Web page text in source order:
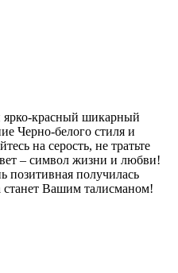
ярко-красный шикарный
Черно-белого стиля и
на серость, не тратьте
– символ жизни и любви!
позитивная получилась
Вашим талисманом!